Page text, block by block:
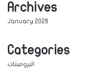
Archives
January 2026
Categories
البرومبتات